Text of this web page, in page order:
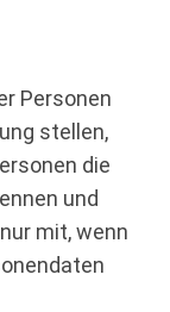
Personen
stellen,
die
und
mit, wenn